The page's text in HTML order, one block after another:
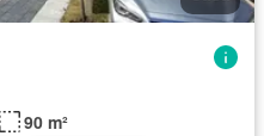
90 m²